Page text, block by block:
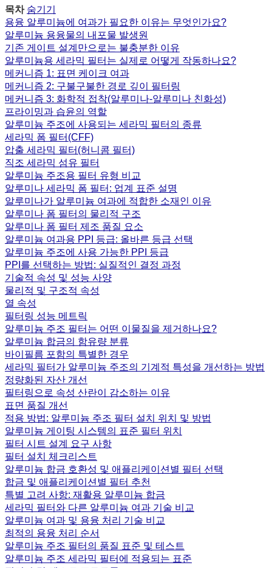
목차 숨기기
용융 알루미늄에 여과가 필요한 이유는 무엇인가요?
알루미늄 용융물의 내포물 발생원
기존 게이트 설계만으로는 불충분한 이유
알루미늄용 세라믹 필터는 실제로 어떻게 작동하나요?
메커니즘 1: 표면 케이크 여과
메커니즘 2: 구불구불한 경로 깊이 필터링
메커니즘 3: 화학적 접착(알루미나-알루미나 친화성)
프라이밍과 습윤의 역할
알루미늄 주조에 사용되는 세라믹 필터의 종류
세라믹 폼 필터(CFF)
압출 세라믹 필터(허니콤 필터)
직조 세라믹 섬유 필터
알루미늄 주조용 필터 유형 비교
알루미나 세라믹 폼 필터: 업계 표준 설명
알루미나가 알루미늄 여과에 적합한 소재인 이유
알루미나 폼 필터의 물리적 구조
알루미나 폼 필터 제조 품질 요소
알루미늄 여과용 PPI 등급: 올바른 등급 선택
알루미늄 주조에 사용 가능한 PPI 등급
PPI를 선택하는 방법: 실질적인 결정 과정
기술적 속성 및 성능 사양
물리적 및 구조적 속성
열 속성
필터링 성능 메트릭
알루미늄 주조 필터는 어떤 이물질을 제거하나요?
알루미늄 합금의 함유량 분류
바이필름 포함의 특별한 경우
세라믹 필터가 알루미늄 주조의 기계적 특성을 개선하는 방법
정량화된 자산 개선
필터링으로 속성 산란이 감소하는 이유
표면 품질 개선
적용 방법: 알루미늄 주조 필터 설치 위치 및 방법
알루미늄 게이팅 시스템의 표준 필터 위치
필터 시트 설계 요구 사항
필터 설치 체크리스트
알루미늄 합금 호환성 및 애플리케이션별 필터 선택
합금 및 애플리케이션별 필터 추천
특별 고려 사항: 재활용 알루미늄 합금
세라믹 필터와 다른 알루미늄 여과 기술 비교
알루미늄 여과 및 용융 처리 기술 비교
최적의 용융 처리 순서
알루미늄 주조 필터의 품질 표준 및 테스트
알루미늄 주조 세라믹 필터에 적용되는 표준